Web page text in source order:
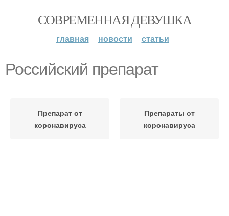
СОВРЕМЕННАЯ ДЕВУШКА
главная новости статьи
Российский препарат
Препарат от
коронавируса
Препараты от
коронавируса